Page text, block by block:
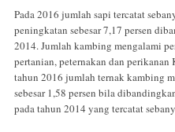
Pada 2016 jumlah sapi tercatat
peningkatan sebesar 7,17 persen
2014. Jumlah kambing mengalami
pertanian, peternakan dan perikanan
tahun 2016 jumlah ternak kambing
sebesar 1,58 persen bila
pada tahun 2014 yang tercatat